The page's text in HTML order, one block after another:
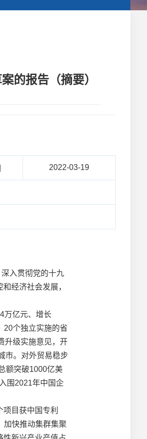
的报告（摘要）
2022-03-19
入贯彻党的十九
经济社会发展，
万亿元、增长
20个独立实施的省
升级实施意见，开
市。对外贸易稳步
额突破1000亿美
围2021年中国企
目获中国专利
加快推动集群集聚